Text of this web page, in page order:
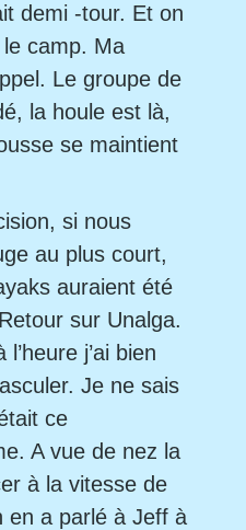
demi -tour. Et on
camp. Ma
Le groupe de
la houle est là,
se maintient
si nous
au plus court,
auraient été
sur Unalga.
j’ai bien
Je ne sais
ce
A vue de nez la
à la vitesse de
a parlé à Jeff à